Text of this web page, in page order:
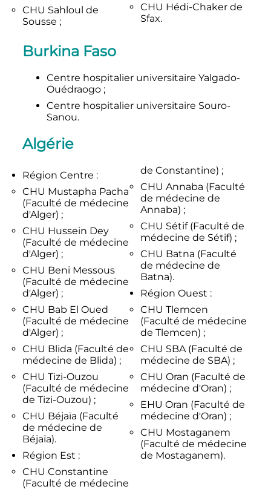
CHU Sahloul de
Sousse ;
CHU Hédi-Chaker de
Sfax.
Burkina Faso
Centre hospitalier universitaire Yalgado-
Ouédraogo ;
Centre hospitalier universitaire Souro-
Sanou.
Algérie
Région Centre :
CHU Mustapha Pacha
(Faculté de médecine
d'Alger) ;
CHU Hussein Dey
(Faculté de médecine
d'Alger) ;
CHU Beni Messous
(Faculté de médecine
d'Alger) ;
CHU Bab El Oued
(Faculté de médecine
d'Alger) ;
CHU Blida (Faculté de
médecine de Blida) ;
CHU Tizi-Ouzou
(Faculté de médecine
de Tizi-Ouzou) ;
CHU Béjaïa (Faculté
de médecine de
Béjaïa).
Région Est :
CHU Constantine
(Faculté de médecine
de Constantine) ;
CHU Annaba (Faculté
de médecine de
Annaba) ;
CHU Sétif (Faculté de
médecine de Sétif) ;
CHU Batna (Faculté
de médecine de
Batna).
Région Ouest :
CHU Tlemcen
(Faculté de médecine
de Tlemcen) ;
CHU SBA (Faculté de
médecine de SBA) ;
CHU Oran (Faculté de
médecine d'Oran) ;
EHU Oran (Faculté de
médecine d'Oran) ;
CHU Mostaganem
(Faculté de médecine
de Mostaganem).